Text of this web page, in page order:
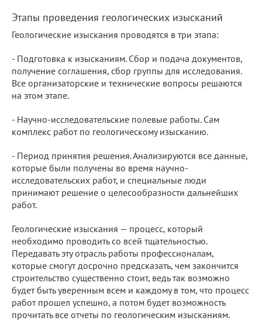
Этапы проведения геологических изысканий
Геологические изыскания проводятся в три этапа:
- Подготовка к изысканиям. Сбор и подача документов,
получение соглашения, сбор группы для исследования.
Все организаторские и технические вопросы решаются
на этом этапе.
- Научно-исследовательские полевые работы. Сам
комплекс работ по геологическому изысканию.
- Период принятия решения. Анализируются все данные,
которые были получены во время научно-
исследовательских работ, и специальные люди
принимают решение о целесообразности дальнейших
работ.
Геологические изыскания — процесс, который
необходимо проводить со всей тщательностью.
Передавать эту отрасль работы профессионалам,
которые смогут досрочно предсказать, чем закончится
строительство существенно стоит, ведь так возможно
будет быть уверенным всем и каждому в том, что процесс
работ прошел успешно, а потом будет возможность
прочитать все отчеты по геологическим изысканиям.